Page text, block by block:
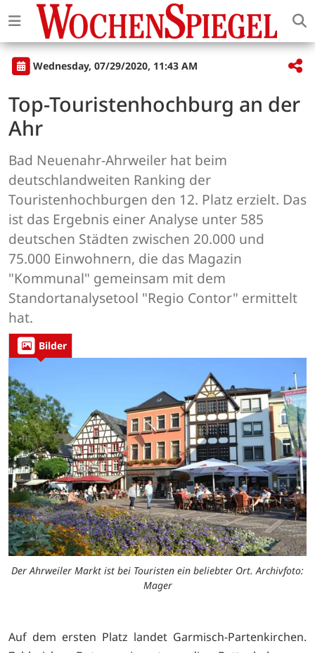
Wednesday, 07/29/2020, 11:43 AM
Top-Touristenhochburg an der
Ahr
Bad Neuenahr-Ahrweiler hat beim
deutschlandweiten Ranking der
Touristenhochburgen den 12. Platz erzielt. Das
ist das Ergebnis einer Analyse unter 585
deutschen Städten zwischen 20.000 und
75.000 Einwohnern, die das Magazin
"Kommunal" gemeinsam mit dem
Standortanalysetool "Regio Contor" ermittelt
hat.
Bilder
Der Ahrweiler Markt ist bei Touristen ein beliebter Ort. Archivfoto:
Mager
Auf dem ersten Platz landet Garmisch-Partenkirchen.